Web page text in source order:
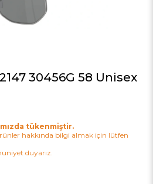
30456G 58 Unisex
tükenmiştir.
hakkında bilgi almak için lütfen
duyarız.